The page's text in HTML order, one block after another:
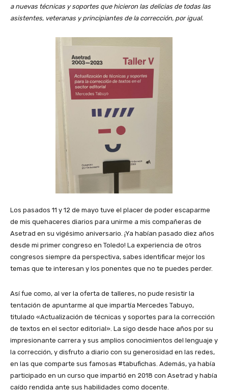
a nuevas técnicas y soportes que hicieron las delicias de todas las
asistentes, veteranas y principiantes de la corrección, por igual.
Los pasados 11 y 12 de mayo tuve el placer de poder escaparme
de mis quehaceres diarios para unirme a mis compañeras de
Asetrad en su vigésimo aniversario. ¡Ya habían pasado diez años
desde mi primer congreso en Toledo! La experiencia de otros
congresos siempre da perspectiva, sabes identificar mejor los
temas que te interesan y los ponentes que no te puedes perder.
Así fue como, al ver la oferta de talleres, no pude resistir la
tentación de apuntarme al que impartía Mercedes Tabuyo,
titulado «Actualización de técnicas y soportes para la corrección
de textos en el sector editorial». La sigo desde hace años por su
impresionante carrera y sus amplios conocimientos del lenguaje y
la corrección, y disfruto a diario con su generosidad en las redes,
en las que comparte sus famosas #tabufichas. Además, ya había
participado en un curso que impartió en 2018 con Asetrad y había
caído rendida ante sus habilidades como docente.